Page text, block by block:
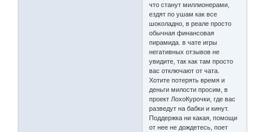
что станут миллионерами,
ездят по ушам как все
шоколадно, в реале просто
обычная финансовая
пирамида. в чате игры
негативных отзывов не
увидите, так как там просто
вас отключают от чата.
Хотите потерять время и
деньги милости просим, в
проект ЛохоКурочки, где вас
разведут на бабки и кинут.
Поддержка ни какая, помощи
от нее не дождетесь, поет